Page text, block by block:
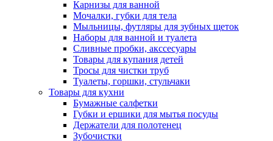
Карнизы для ванной
Мочалки, губки для тела
Мыльницы, футляры для зубных щеток
Наборы для ванной и туалета
Сливные пробки, акссесуары
Товары для купания детей
Тросы для чистки труб
Туалеты, горшки, стульчаки
Товары для кухни
Бумажные салфетки
Губки и ершики для мытья посуды
Держатели для полотенец
Зубочистки